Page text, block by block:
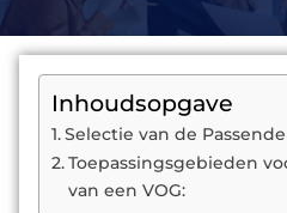
Inhoudsopgave
Selectie van de Passende
Toepassingsgebieden
van een VOG: